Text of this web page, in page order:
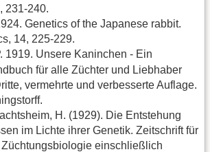
231-240.
Genetics of the Japanese rabbit.
14, 225-229.
1919. Unsere Kaninchen - Ein
für alle Züchter und Liebhaber
vermehrte und verbesserte Auflage.
H. (1929). Die Entstehung
im Lichte ihrer Genetik. Zeitschrift für
einschließlich